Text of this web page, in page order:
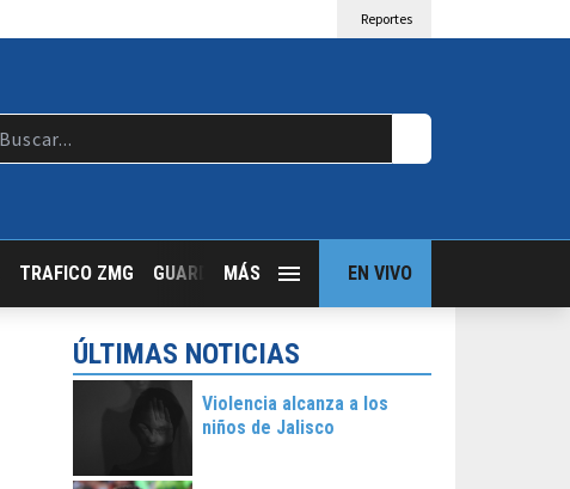
Reportes
TRAFICO ZMG GUARDIA NOCTURNA GUADALAJARA FOLLOW
MÁS EN VIVO
ÚLTIMAS NOTICIAS
Violencia alcanza a los
niños de Jalisco